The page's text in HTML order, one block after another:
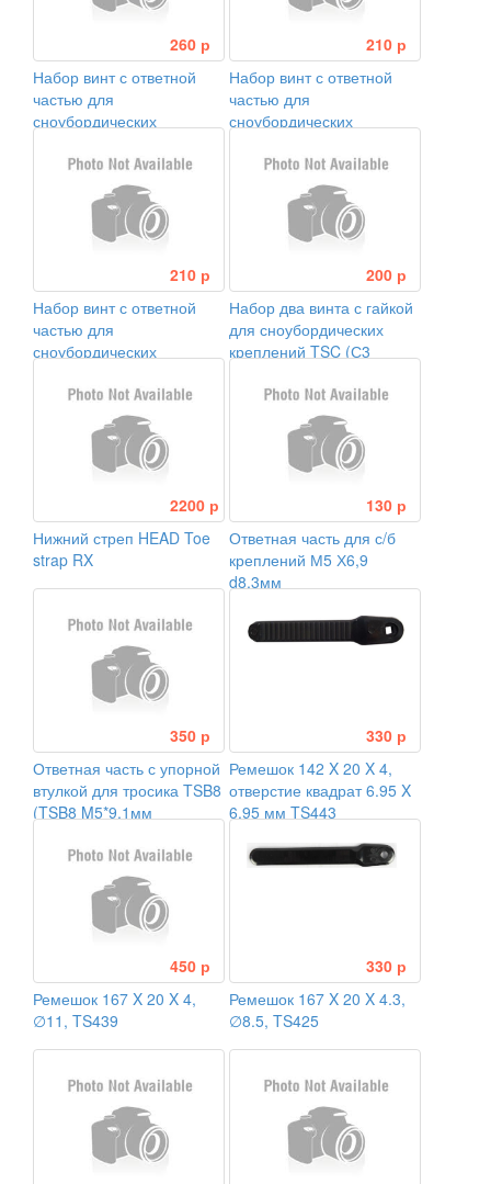
260 р
Набор винт с ответной
частью для
сноубордических
M5*14,8мм M5*7,8мм)
210 р
Набор винт с ответной
частью для
сноубордических
M5*12,5мм M5*10мм)
210 р
Набор винт с ответной
частью для
сноубордических
M5*11мм M5*7мм)
200 р
Набор два винта с гайкой
для сноубордических
креплений TSC (С3
2200 р
Нижний стреп HEAD Toe
strap RX
130 р
Ответная часть для с/б
креплений М5 Х6,9
d8,3мм
350 р
Ответная часть с упорной
втулкой для тросика TSB8
(TSB8 M5*9,1мм
330 р
Ремешок 142 X 20 X 4,
отверстие квадрат 6.95 X
6.95 мм TS443
450 р
Ремешок 167 X 20 X 4,
∅11, TS439
330 р
Ремешок 167 X 20 X 4.3,
∅8.5, TS425